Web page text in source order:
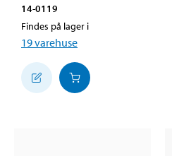
14-0119
Findes på lager i
19varehuse